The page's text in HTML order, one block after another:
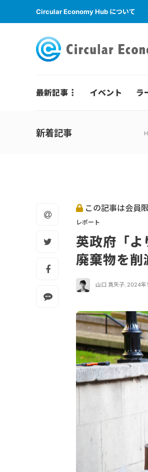
Circular Economy Hub について
最新記事 イベント ラ
新着記事
この記事は会員
レポート
英政府「よ
廃棄物を削
山口 真矢子, 2024年